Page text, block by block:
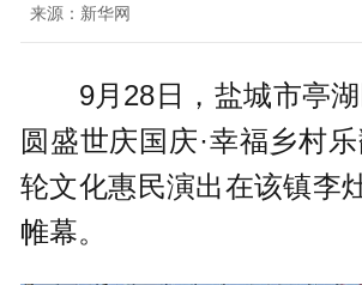
来源：新华网
9月28日，盐城市亭
圆盛世庆国庆·幸福乡村
轮文化惠民演出在该镇李
帷幕。